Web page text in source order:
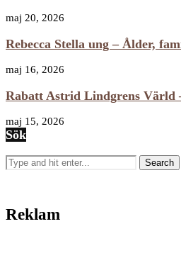
maj 20, 2026
Rebecca Stella ung – Ålder,
maj 16, 2026
Rabatt Astrid Lindgrens Värld
maj 15, 2026
Sök
Search
Reklam